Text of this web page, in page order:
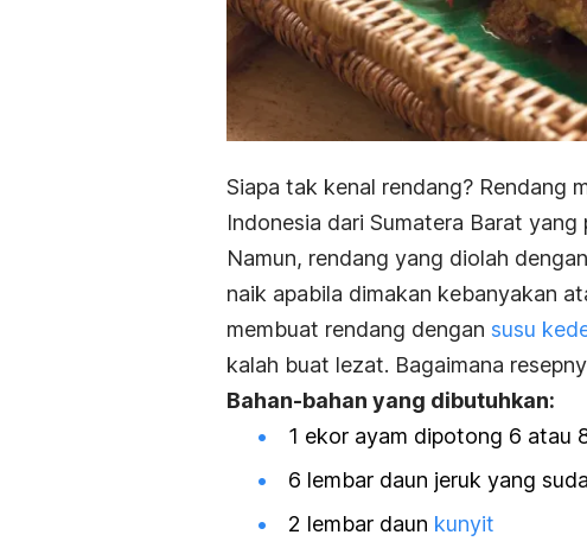
Siapa tak kenal rendang? Rendang
Indonesia dari Sumatera Barat yang
Namun, rendang yang diolah
naik apabila dimakan kebanyakan
membuat rendang dengan susu
kalah buat lezat. Bagaimana
Bahan-bahan yang dibutuhkan:
1 ekor ayam dipotong 6 atau
6 lembar daun jeruk yang
2 lembar daun kunyit